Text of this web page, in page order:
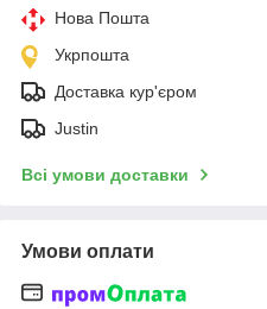
Нова Пошта
Укрпошта
Доставка кур'єром
Justin
Всі умови доставки
Умови оплати